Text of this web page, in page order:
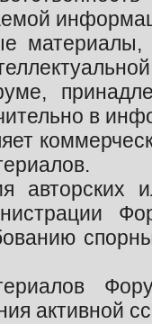
в
авторских
активной